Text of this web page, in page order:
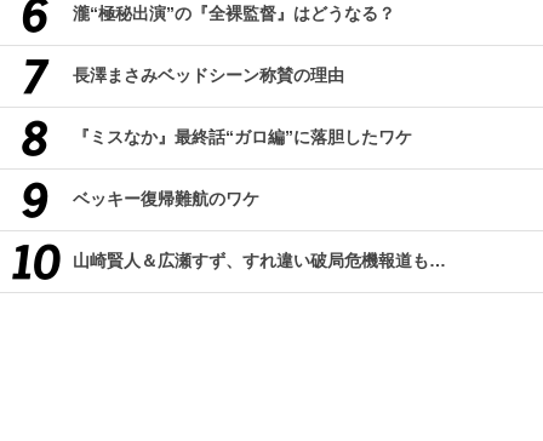
瀧“極秘出演”の『全裸監督』はどうなる？
長澤まさみベッドシーン称賛の理由
『ミスなか』最終話“ガロ編”に落胆したワケ
ベッキー復帰難航のワケ
山崎賢人＆広瀬すず、すれ違い破局危機報道も…